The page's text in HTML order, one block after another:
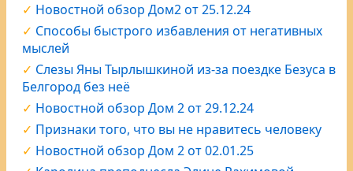
Новостной обзор Дом2 от 25.12.24
Способы быстрого избавления от негативных
мыслей
Слезы Яны Тырлышкиной из-за поездке Безуса в
Белгород без неё
Новостной обзор Дом 2 от 29.12.24
Признаки того, что вы не нравитесь человеку
Новостной обзор Дом 2 от 02.01.25